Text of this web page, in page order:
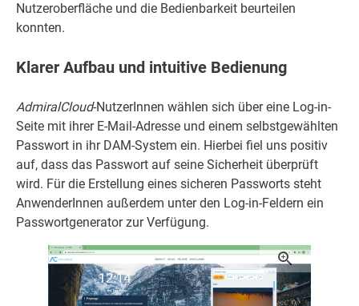
Nutzeroberfläche und die Bedienbarkeit beurteilen
konnten.
Klarer Aufbau und intuitive Bedienung
AdmiralCloud-NutzerInnen wählen sich über eine Log-in-
Seite mit ihrer E-Mail-Adresse und einem selbstgewählten
Passwort in ihr DAM-System ein. Hierbei fiel uns positiv
auf, dass das Passwort auf seine Sicherheit überprüft
wird. Für die Erstellung eines sicheren Passworts steht
AnwenderInnen außerdem unter den Log-in-Feldern ein
Passwortgenerator zur Verfügung.